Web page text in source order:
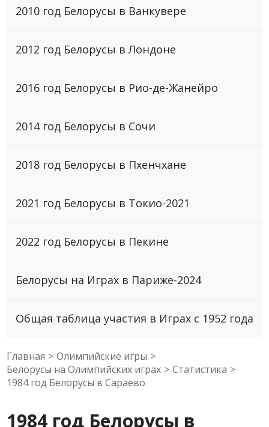
2010 год Белоруcы в Ванкувере
2012 год Белоруcы в Лондоне
2016 год Белоруcы в Рио-де-Жанейро
2014 год Белоруcы в Сочи
2018 год Белорусы в Пхенчхане
2021 год Белорусы в Токио-2021
2022 год Белорусы в Пекине
Белорусы на Играх в Париже-2024
Общая таблица участия в Играх с 1952 года
Главная > Олимпийские игры >
Белорусы на Олимпийских играх > Статистика >
1984 год Белорусы в Сараево
1984 год Белорусы в